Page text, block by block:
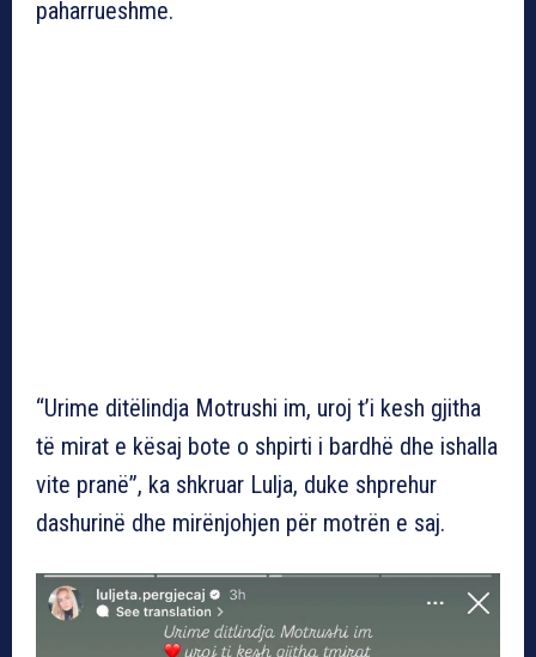
paharrueshme.
“Urime ditëlindja Motrushi im, uroj t’i kesh gjitha
të mirat e kësaj bote o shpirti i bardhë dhe ishalla
vite pranë”, ka shkruar Lulja, duke shprehur
dashurinë dhe mirënjohjen për motrën e saj.